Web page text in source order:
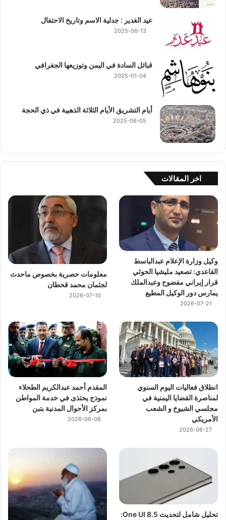
عيد الغدير : جدلية الاسم وتاريخ الاحتفال
2025-06-13
قبائل السادة في اليمن وتوزيعها الجغرافي
2025-01-04
أيام التشريق الأيام الثلاثة الذهبية في ذي الحجة
2025-06-05
اخر المقالات
وكيل وزارة الإعلام عبدالباسط
القاعدي: تصعيد مليشيا الحوثي
قرار إيراني مفضوح وعبدالملك
يمارس دور الوكيل المطيع
2026-07-21
معلومات حصرية بخصوص ماحدث
لجثمان محمد قحطان
2026-07-10
انطلاق فعاليات اليوم السنوي
لمناصرة القضايا اليمنية في
مجلسي الشيوخ و الشعب
الأمريكي
2026-06-27
المقدم أحمد عبدالكريم الطحلاء
نموذج يحتذى في خدمة المواطن
بمركز الأحوال المدنية بتبن
2026-06-08
تحليل شامل لتحديث One UI 8.5: